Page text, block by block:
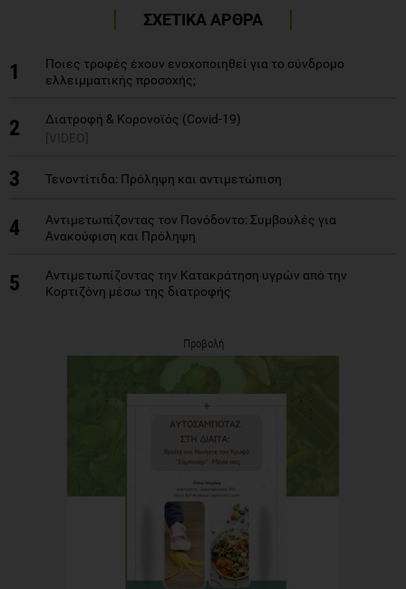
ΣΧΕΤΙΚΑ ΑΡΘΡΑ
1
Ποιες τροφές έχουν ενοχοποιηθεί για το σύνδρομο
ελλειμματικής προσοχής;
2
Διατροφή & Κορονοϊός (Covid-19)
[VIDEO]
3 Τενοντίτιδα: Πρόληψη και αντιμετώπιση
4
Αντιμετωπίζοντας τον Πονόδοντο: Συμβουλές για
Ανακούφιση και Πρόληψη
5
Αντιμετωπίζοντας την Κατακράτηση υγρών από την
Κορτιζόνη μέσω της διατροφής
Προβολή